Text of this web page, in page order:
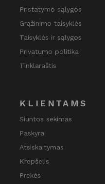
Pristatymo sąlygos
Grąžinimo taisyklės
Taisyklės ir sąlygos
Privatumo politika
Tinklaraštis
KLIENTAMS
Siuntos sekimas
Paskyra
Atsiskaitymas
Krepšelis
Prekės